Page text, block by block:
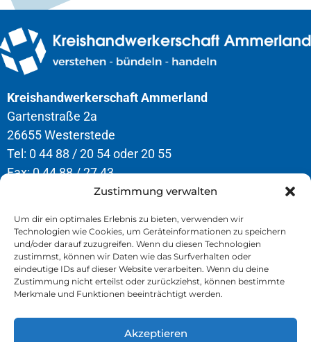
Zustimmung verwalten
Um dir ein optimales Erlebnis zu bieten, verwenden wir
Technologien wie Cookies, um Geräteinformationen zu speichern
und/oder darauf zuzugreifen. Wenn du diesen Technologien
zustimmst, können wir Daten wie das Surfverhalten oder
eindeutige IDs auf dieser Website verarbeiten. Wenn du deine
Zustimmung nicht erteilst oder zurückziehst, können bestimmte
Merkmale und Funktionen beeinträchtigt werden.
Akzeptieren
Kreishandwerkerschaft Ammerland
Gartenstraße 2a
26655 Westerstede
Tel: 0 44 88 / 20 54 oder 20 55
Fax: 0 44 88 / 27 43
Öffnungszeiten
Montag – Donnerstag
8.00 – 12.30 Uhr & 13.00 – 16.30 Uhr
Freitag
8.00 – 13.00 Uhr